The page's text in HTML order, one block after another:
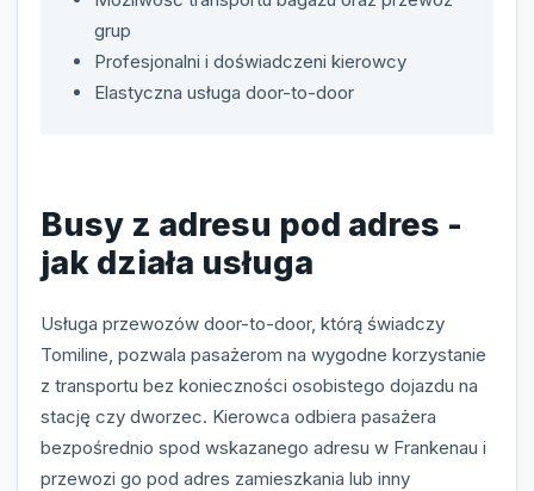
grup
Profesjonalni i doświadczeni kierowcy
Elastyczna usługa door-to-door
Busy z adresu pod adres -
jak działa usługa
Usługa przewozów door-to-door, którą świadczy
Tomiline, pozwala pasażerom na wygodne korzystanie
z transportu bez konieczności osobistego dojazdu na
stację czy dworzec. Kierowca odbiera pasażera
bezpośrednio spod wskazanego adresu w Frankenau i
przewozi go pod adres zamieszkania lub inny